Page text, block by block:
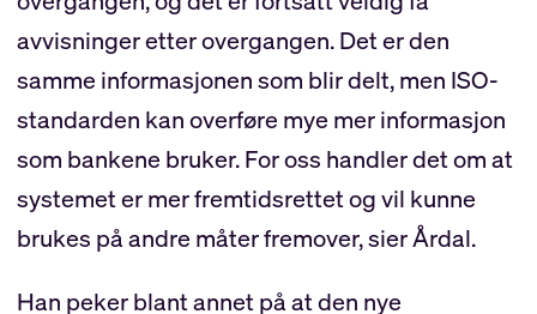
avvisninger etter overgangen. Det er den
samme informasjonen som blir delt, men ISO-
standarden kan overføre mye mer informasjon
som bankene bruker. For oss handler det om at
systemet er mer fremtidsrettet og vil kunne
brukes på andre måter fremover, sier Årdal.
Han peker blant annet på at den nye